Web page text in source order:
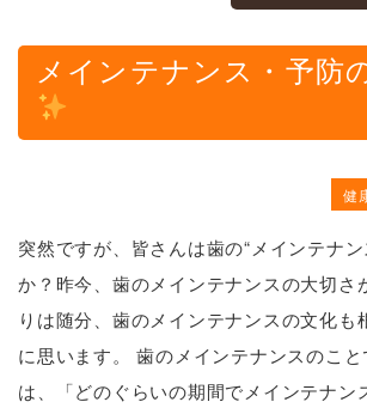
メインテナンス・予防
健
突然ですが、皆さんは歯の“メインテナ
か？昨今、歯のメインテナンスの大切さ
りは随分、歯のメインテナンスの文化も
に思います。 歯のメインテナンスのこ
は、「どのぐらいの期間でメインテナン